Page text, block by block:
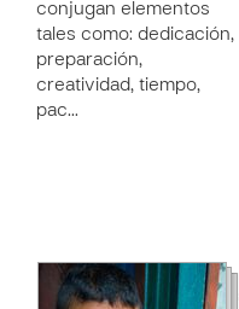
conjugan elementos
tales como: dedicación,
preparación,
creatividad, tiempo,
pac…